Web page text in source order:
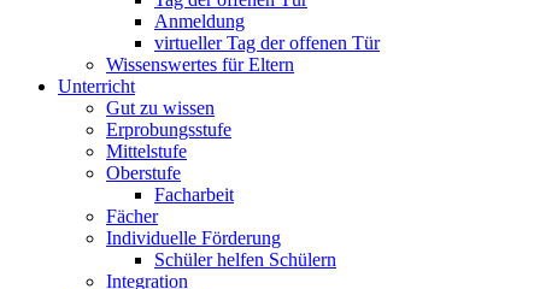
Anmeldung
virtueller Tag der offenen Tür
Wissenswertes für Eltern
Unterricht
Gut zu wissen
Erprobungsstufe
Mittelstufe
Oberstufe
Facharbeit
Fächer
Individuelle Förderung
Schüler helfen Schülern
Integration